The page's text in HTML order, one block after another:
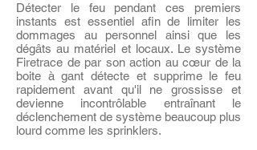
Détecter le feu pendant ces premiers
instants est essentiel afin de limiter les
dommages au personnel ainsi que les
dégâts au matériel et locaux. Le système
Firetrace de par son action au cœur de la
boite à gant détecte et supprime le feu
rapidement avant qu'il ne grossisse et
devienne incontrôlable entraînant le
déclenchement de système beaucoup plus
lourd comme les sprinklers.